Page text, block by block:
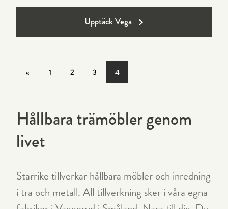
Upptäck Vega
« 1 2 3 4
Hållbara trämöbler genom
livet
Starrike tillverkar hållbara möbler och inredning
i trä och metall. All tillverkning sker i våra egna